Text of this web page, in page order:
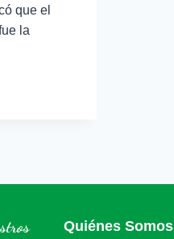
que el
la
Quiénes Somos